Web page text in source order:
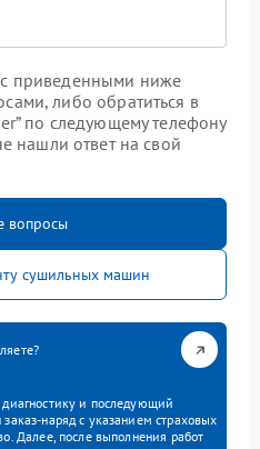
приведенными ниже
либо обратиться в
по следующему телефону
нашли ответ на свой
вопросы
сушильных машин
и последующий
наряд с указанием страховых
Далее, после выполнения работ